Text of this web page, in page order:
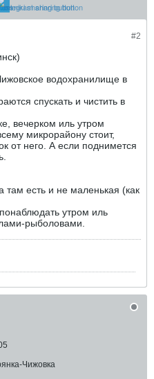
#2
водохранилище в
спускать и чистить в
вечерком иль утром
микрорайону стоит,
от него. А если поднимется
там есть и не маленькая (как
утром иль
рыболовами.
Чижовка